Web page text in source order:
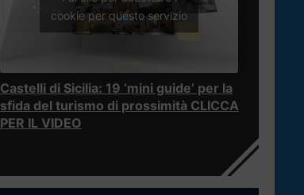
cookie per questo servizio
Castelli di Sicilia: 19 ‘mini guide’ per la
sfida del turismo di prossimità CLICCA
PER IL VIDEO